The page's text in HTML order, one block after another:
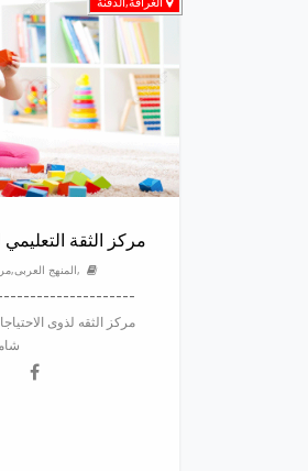
مركز الثقة
,المنهج
مركز الثقه لذوى